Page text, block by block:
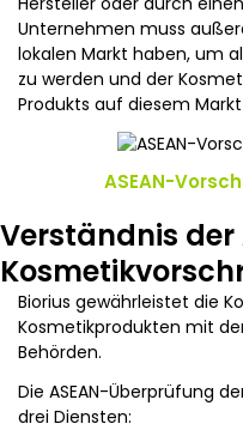
Unternehmen muss
lokalen Markt haben, um
zu werden und der
Produkts auf diesem
ASEAN-
Verständnis der
Biorius gewährleistet die
Kosmetikprodukten mit
Behörden.
Die ASEAN-Überprüfung
drei Diensten: